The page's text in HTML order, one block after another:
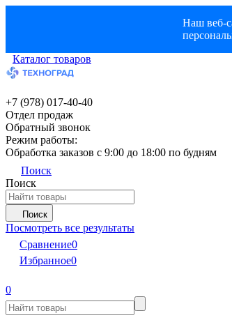
Наш веб-
Каталог товаров
+7 (978) 017-40-40
Отдел продаж
Обратный звонок
Режим работы:
Обработка заказов с 9:00 до 18:00 по будням
Поиск
Поиск
Поиск
Посмотреть все результаты
Сравнение0
Избранное0
0